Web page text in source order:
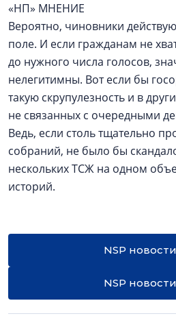
«НП» МНЕНИЕ
Вероятно, чиновники
поле. И если гражданам не
до нужного числа голосов,
нелегитимны. Вот если бы
такую скрупулезность и в
не связанных с очередными
Ведь, если столь тщательно
собраний, не было бы
нескольких ТСЖ на одном
историй.
NSP
NSP